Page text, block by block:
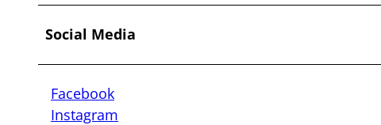
Social Media
Facebook
Instagram